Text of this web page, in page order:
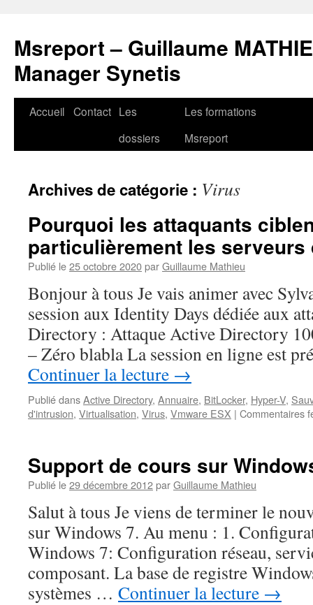
Msreport – Guillaume
Manager Synetis
Aller
Accueil Contact Les
dossiers
Les formations
Msreport
Archives de catégorie : Virus
Pourquoi les attaquants
particulièrement les serveurs
Publié le25 octobre 2020parGuillaume Mathieu
Bonjour à tous Je vais animer avec
session aux Identity Days dédiée aux
Directory : Attaque Active Directory
– Zéro blabla La session en ligne est
Continuer la lecture →
Publié dansActive Directory, Annuaire, BitLocker, Hyper-V,
d'intrusion, Virtualisation, Virus, Vmware ESX | Commentaires
Support de cours sur
Publié le29 décembre 2012parGuillaume Mathieu
Salut à tous Je viens de terminer le
sur Windows 7. Au menu : 1.
Windows 7: Configuration réseau,
composant. La base de registre
systèmes … Continuer la lecture →